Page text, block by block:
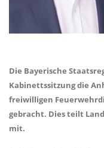
Die Bayerische
Kabinettssitzung die
freiwilligen
gebracht. Dies teilt
mit.